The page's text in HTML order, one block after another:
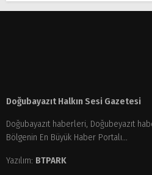
Doğubayazıt Halkın Sesi Gazetesi
Doğubayazıt haberleri, Doğubeyazıt
Bölgenin En Büyük Haber Portalı...
Yazılım: BTPARK